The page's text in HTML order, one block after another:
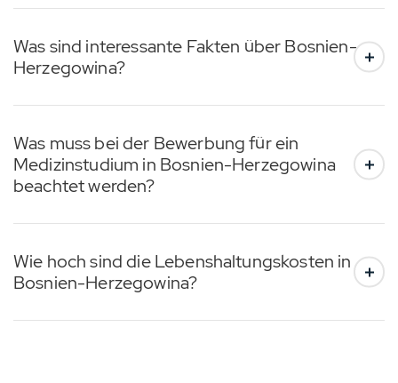
Was sind interessante Fakten über Bosnien-
Herzegowina?
Was muss bei der Bewerbung für ein
Medizinstudium in Bosnien-Herzegowina
beachtet werden?
Wie hoch sind die Lebenshaltungskosten in
Bosnien-Herzegowina?